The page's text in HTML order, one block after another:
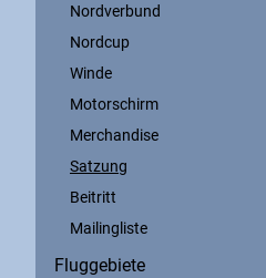
Nordverbund
Nordcup
Winde
Motorschirm
Merchandise
Satzung
Beitritt
Mailingliste
Fluggebiete